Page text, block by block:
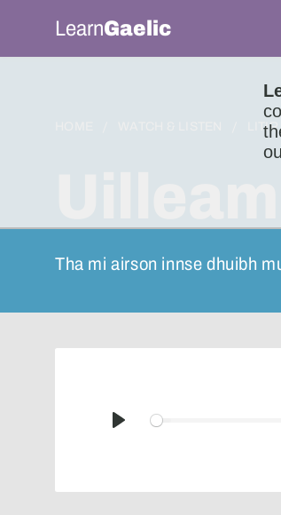
LearnGaelic
Tha mi airson innse dhuibh
Play